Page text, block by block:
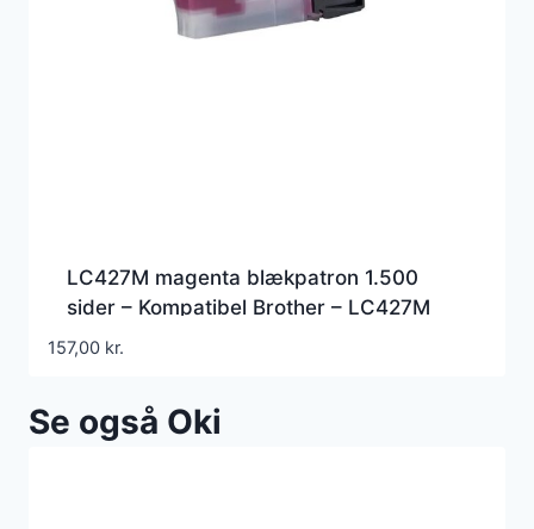
LC427M magenta blækpatron 1.500
sider – Kompatibel Brother – LC427M
157,00 kr.
Se også Oki